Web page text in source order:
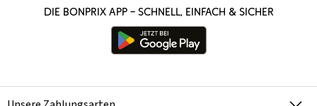
Die bonprix App – schnell, einfach & sicher